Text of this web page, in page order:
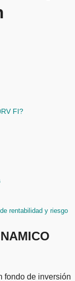
FI?
rentabilidad y riesgo